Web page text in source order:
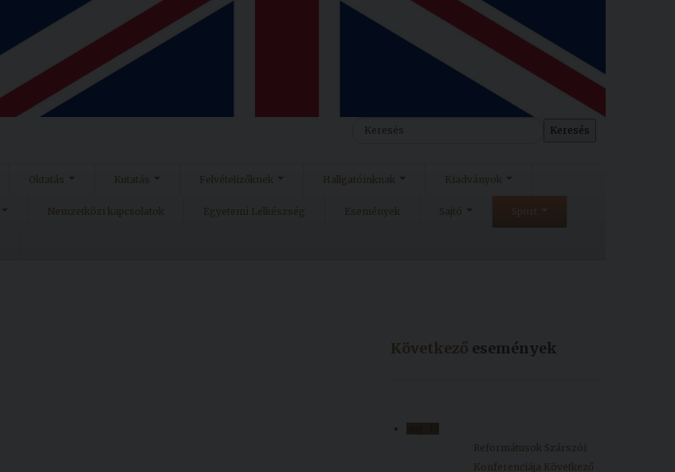
Keresés
Oktatás Kutatás Felvételizőknek Hallgatóinknak Kiadványok
Nemzetközi kapcsolatok Egyetemi Lelkészség Események Sajtó
Következő események
Reformátusok Szárszói
Konferenciája Következő